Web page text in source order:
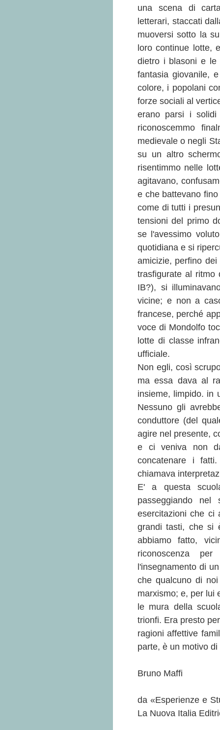
una scena di
letterari, staccati
muoversi sotto la
loro continue lotte,
dietro i blasoni e le
fantasia giovanile,
colore, i popolani
forze sociali al
erano parsi i solidi
riconoscemmo
medievale o negli
su un altro
risentimmo nelle
agitavano,
e che battevano
come di tutti i
tensioni del primo
se l'avessimo
quotidiana e si
amicizie, perfino
trasfigurate al ritmo
IB?), si
vicine; e non a
francese, perché
voce di Mondolfo
lotte di classe
ufficiale.
Non egli, così
ma essa dava al
insieme, limpido. in
Nessuno gli
conduttore (del
agire nel presente,
e ci veniva non
concatenare i
chiamava
E' a questa
passeggiando
esercitazioni che ci
grandi tasti, che si
abbiamo fatto,
riconoscenza
l'insegnamento di
che qualcuno di
marxismo; e, per lui
le mura della
trionfi. Era presto
ragioni affettive
parte, è un motivo
Bruno Maffi
da «Esperienze e
La Nuova Italia